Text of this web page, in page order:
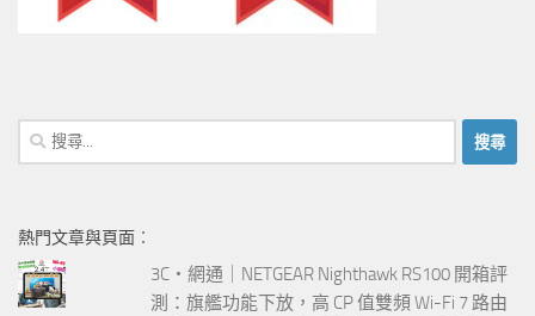
搜
尋
字:
熱門文章與頁面︰
3C‧網通｜NETGEAR Nighthawk RS100 開箱評
測：旗艦功能下放，高 CP 值雙頻 Wi-Fi 7 路由